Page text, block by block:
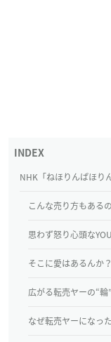
NHK「ねほりんぱほり
こんな売り方もある
思わず怒り心頭な
そこに愛はあるんか？
広がる転売ヤーの“輪”
なぜ転売ヤーになっ